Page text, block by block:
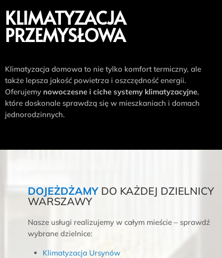
KLIMATYZACJA
PRZEMYSŁOWA
Klimatyzacja domowa to nie tylko komfort termiczny, ale
także lepsza jakość powietrza i oszczędność energii.
Oferujemy nowoczesne i ciche systemy klimatyzacyjne,
które doskonale sprawdzą się w mieszkaniach i domach
jednorodzinnych.
DOJEŻDŻAMY DO KAŻDEJ DZIELNICY
WARSZAWY
Nasze usługi realizujemy w całym mieście – sprawdź
wybrane dzielnice:
Klimatyzacja Ursynów